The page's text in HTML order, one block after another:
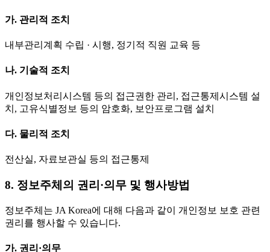
가. 관리적 조치
내부관리계획 수립 · 시행, 정기적 직원 교육 등
나. 기술적 조치
개인정보처리시스템 등의 접근권한 관리, 접근통제시스템 설
치, 고유식별정보 등의 암호화, 보안프로그램 설치
다. 물리적 조치
전산실, 자료보관실 등의 접근통제
8. 정보주체의 권리·의무 및 행사방법
정보주체는 JA Korea에 대해 다음과 같이 개인정보 보호 관련
권리를 행사할 수 있습니다.
가. 권리·의무